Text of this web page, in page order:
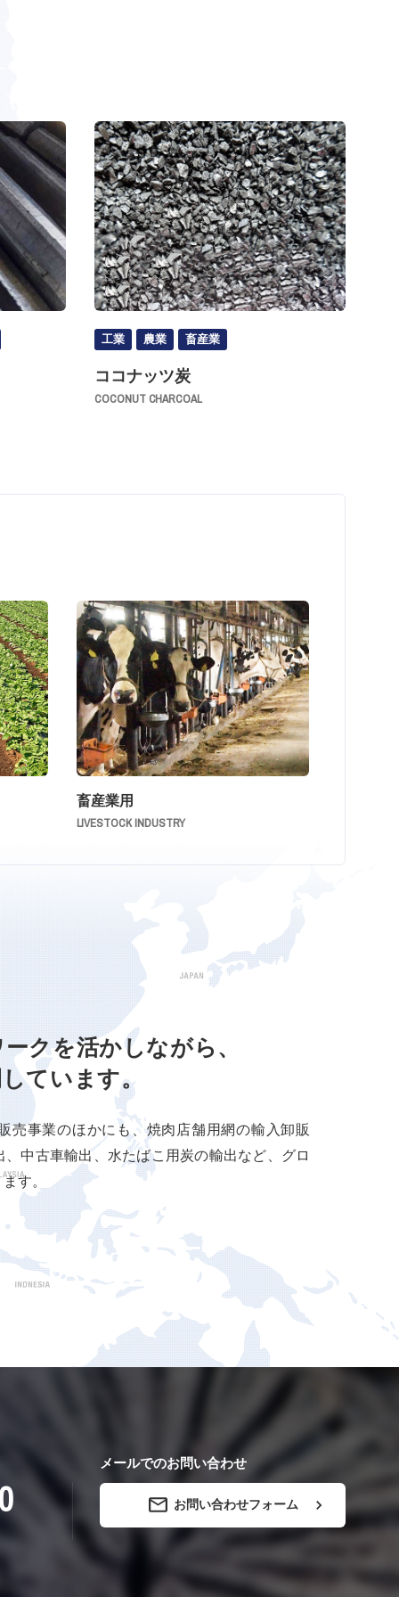
工業 農業 畜産業
ココナッツ炭
COCONUT CHARCOAL
畜産業用
LIVESTOCK INDUSTRY
ークを活かしながら、
ています。
売事業のほかにも、焼肉店舗用網の輸入卸販
中古車輸出、水たばこ用炭の輸出など、グロ
す。
メールでのお問い合わせ
お問い合わせフォーム